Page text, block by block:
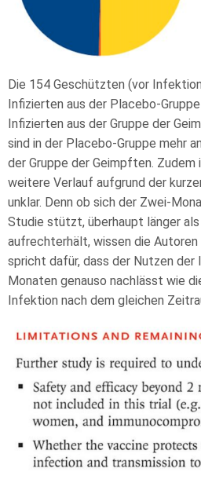
Die 154 Geschützten (vor
Infizierten aus der Placebo-
Infizierten aus der Gruppe der
sind in der Placebo-Gruppe mehr
der Gruppe der Geimpften.
weitere Verlauf aufgrund der
unklar. Denn ob sich der Zwei-
Studie stützt, überhaupt länger
aufrechterhält, wissen die Autoren
spricht dafür, dass der Nutzen der
Monaten genauso nachlässt wie
Infektion nach dem gleichen